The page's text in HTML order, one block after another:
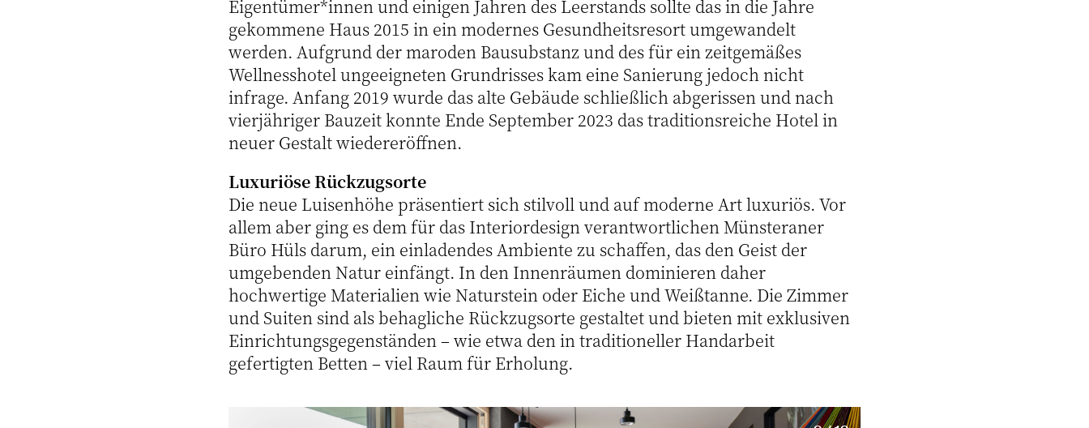
Eigentümer*innen und einigen Jahren des Leerstands sollte das in die Jahre
gekommene Haus 2015 in ein modernes Gesundheitsresort umgewandelt
werden. Aufgrund der maroden Bausubstanz und des für ein zeitgemäßes
Wellnesshotel ungeeigneten Grundrisses kam eine Sanierung jedoch nicht
infrage. Anfang 2019 wurde das alte Gebäude schließlich abgerissen und nach
vierjähriger Bauzeit konnte Ende September 2023 das traditionsreiche Hotel in
neuer Gestalt wiedereröffnen.
Luxuriöse Rückzugsorte
Die neue Luisenhöhe präsentiert sich stilvoll und auf moderne Art luxuriös. Vor
allem aber ging es dem für das Interiordesign verantwortlichen Münsteraner
Büro Hüls darum, ein einladendes Ambiente zu schaffen, das den Geist der
umgebenden Natur einfängt. In den Innenräumen dominieren daher
hochwertige Materialien wie Naturstein oder Eiche und Weißtanne. Die Zimmer
und Suiten sind als behagliche Rückzugsorte gestaltet und bieten mit exklusiven
Einrichtungsgegenständen – wie etwa den in traditioneller Handarbeit
gefertigten Betten – viel Raum für Erholung.